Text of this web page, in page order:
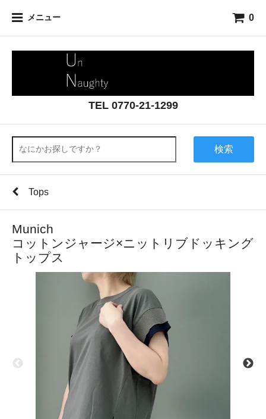
メニュー 0
TEL 0770-21-1299
検索
Tops
Munich
コットンジャージ×ニットリブドッキング
トップス